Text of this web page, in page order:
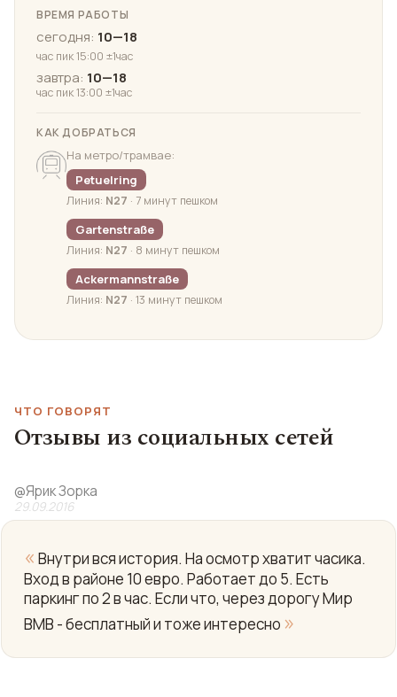
ВРЕМЯ РАБОТЫ
сегодня: 10—18
час пик 15:00 ±1час
завтра: 10—18
час пик 13:00 ±1час
КАК ДОБРАТЬСЯ
На метро/трамвае:
Petuelring
Линия: N27 · 7 минут пешком
Gartenstraße
Линия: N27 · 8 минут пешком
Ackermannstraße
Линия: N27 · 13 минут пешком
ЧТО ГОВОРЯТ
Отзывы из социальных сетей
@Ярик Зорка
29.09.2016
« Внутри вся история. На осмотр хватит часика.
Вход в районе 10 евро. Работает до 5. Есть
паркинг по 2 в час. Если что, через дорогу Мир
ВМВ - бесплатный и тоже интересно »